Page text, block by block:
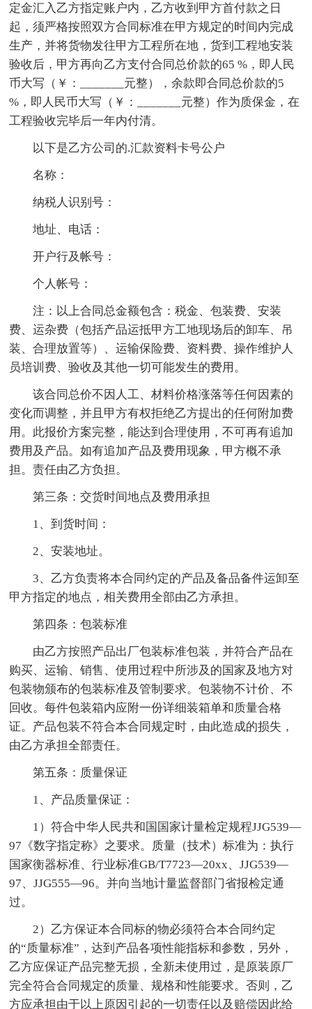
定金汇入乙方指定账户内，乙方收到甲方首付款之日
起，须严格按照双方合同标准在甲方规定的时间内完成
生产，并将货物发往甲方工程所在地，货到工程地安装
验收后，甲方再向乙方支付合同总价款的65 %，即人民
币大写（￥：_______元整），余款即合同总价款的5
%，即人民币大写（￥：_______元整）作为质保金，在
工程验收完毕后一年内付清。
以下是乙方公司的.汇款资料卡号公户
名称：
纳税人识别号：
地址、电话：
开户行及帐号：
个人帐号：
注：以上合同总金额包含：税金、包装费、安装
费、运杂费（包括产品运抵甲方工地现场后的卸车、吊
装、合理放置等）、运输保险费、资料费、操作维护人
员培训费、验收及其他一切可能发生的费用。
该合同总价不因人工、材料价格涨落等任何因素的
变化而调整，并且甲方有权拒绝乙方提出的任何附加费
用。此报价方案完整，能达到合理使用，不可再有追加
费用及产品。如有追加产品及费用现象，甲方概不承
担。责任由乙方负担。
第三条：交货时间地点及费用承担
1、到货时间：
2、安装地址。
3、乙方负责将本合同约定的产品及备品备件运卸至
甲方指定的地点，相关费用全部由乙方承担。
第四条：包装标准
由乙方按照产品出厂包装标准包装，并符合产品在
购买、运输、销售、使用过程中所涉及的国家及地方对
包装物颁布的包装标准及管制要求。包装物不计价、不
回收。每件包装箱内应附一份详细装箱单和质量合格
证。产品包装不符合本合同规定时，由此造成的损失，
由乙方承担全部责任。
第五条：质量保证
1、产品质量保证：
1）符合中华人民共和国国家计量检定规程JJG539—
97《数字指定称》之要求。质量（技术）标准为：执行
国家衡器标准、行业标准GB/T7723—20xx、JJG539—
97、JJG555—96。并向当地计量监督部门省报检定通
过。
2）乙方保证本合同标的物必须符合本合同约定
的“质量标准”，达到产品各项性能指标和参数，另外，
乙方应保证产品完整无损，全新未使用过，是原装原厂
完全符合合同规定的质量、规格和性能要求。否则，乙
方应承担由于以上原因引起的一切责任以及赔偿因此给